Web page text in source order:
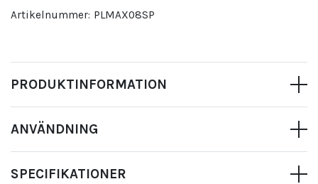
Artikelnummer: PLMAX08SP
PRODUKTINFORMATION
ANVÄNDNING
SPECIFIKATIONER